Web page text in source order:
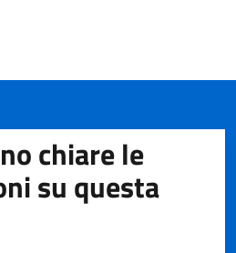
chiare le
su questa